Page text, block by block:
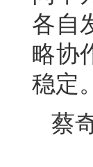
各自
略协
稳定。
蔡